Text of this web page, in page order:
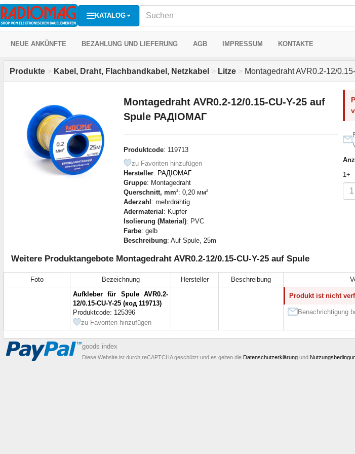
KATALOG
NEUE ANKÜNFTE BEZAHLUNG UND LIEFERUNG AGB IMPRESSUM KONTAKTE
Produkte > Kabel, Draht, Flachbandkabel, Netzkabel > Litze > Montagedraht AVR0.2-12/
Montagedraht AVR0.2-12/0.15-CU-Y-25 auf
Spule РАДІОМАГ
Produktcode: 119713
zu Favoriten hinzufügen
Hersteller: РАДІОМАГ
Gruppe: Montagedraht
Querschnitt, mm²: 0,20 мм²
Aderzahl : mehrdrähtig
Adermaterial : Kupfer
Isolierung (Material): PVC
Farbe: gelb
Beschreibung: Auf Spule, 25m
1+
Weitere Produktangebote Montagedraht AVR0.2-12/0.15-CU-Y-25 auf Spule
Foto Bezeichnung Hersteller Beschreibung
Aufkleber für Spule AVR0.2-
12/0.15-CU-Y-25 (код 119713)
Produktcode: 125396
zu Favoriten hinzufügen
Produkt ist nicht
Benachrichtigung
goods index
Diese Website ist durch reCAPTCHA geschützt und es gelten die Datenschutzerklärung und